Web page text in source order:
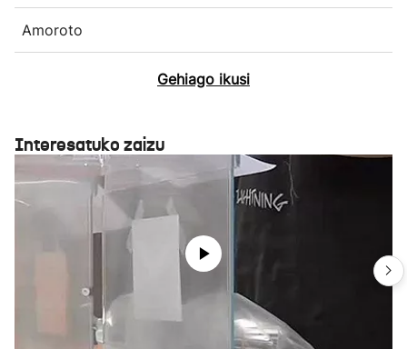
Amoroto
Gehiago ikusi
Interesatuko zaizu